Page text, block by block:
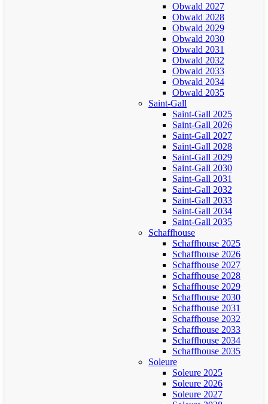
Obwald 2027
Obwald 2028
Obwald 2029
Obwald 2030
Obwald 2031
Obwald 2032
Obwald 2033
Obwald 2034
Obwald 2035
Saint-Gall
Saint-Gall 2025
Saint-Gall 2026
Saint-Gall 2027
Saint-Gall 2028
Saint-Gall 2029
Saint-Gall 2030
Saint-Gall 2031
Saint-Gall 2032
Saint-Gall 2033
Saint-Gall 2034
Saint-Gall 2035
Schaffhouse
Schaffhouse 2025
Schaffhouse 2026
Schaffhouse 2027
Schaffhouse 2028
Schaffhouse 2029
Schaffhouse 2030
Schaffhouse 2031
Schaffhouse 2032
Schaffhouse 2033
Schaffhouse 2034
Schaffhouse 2035
Soleure
Soleure 2025
Soleure 2026
Soleure 2027